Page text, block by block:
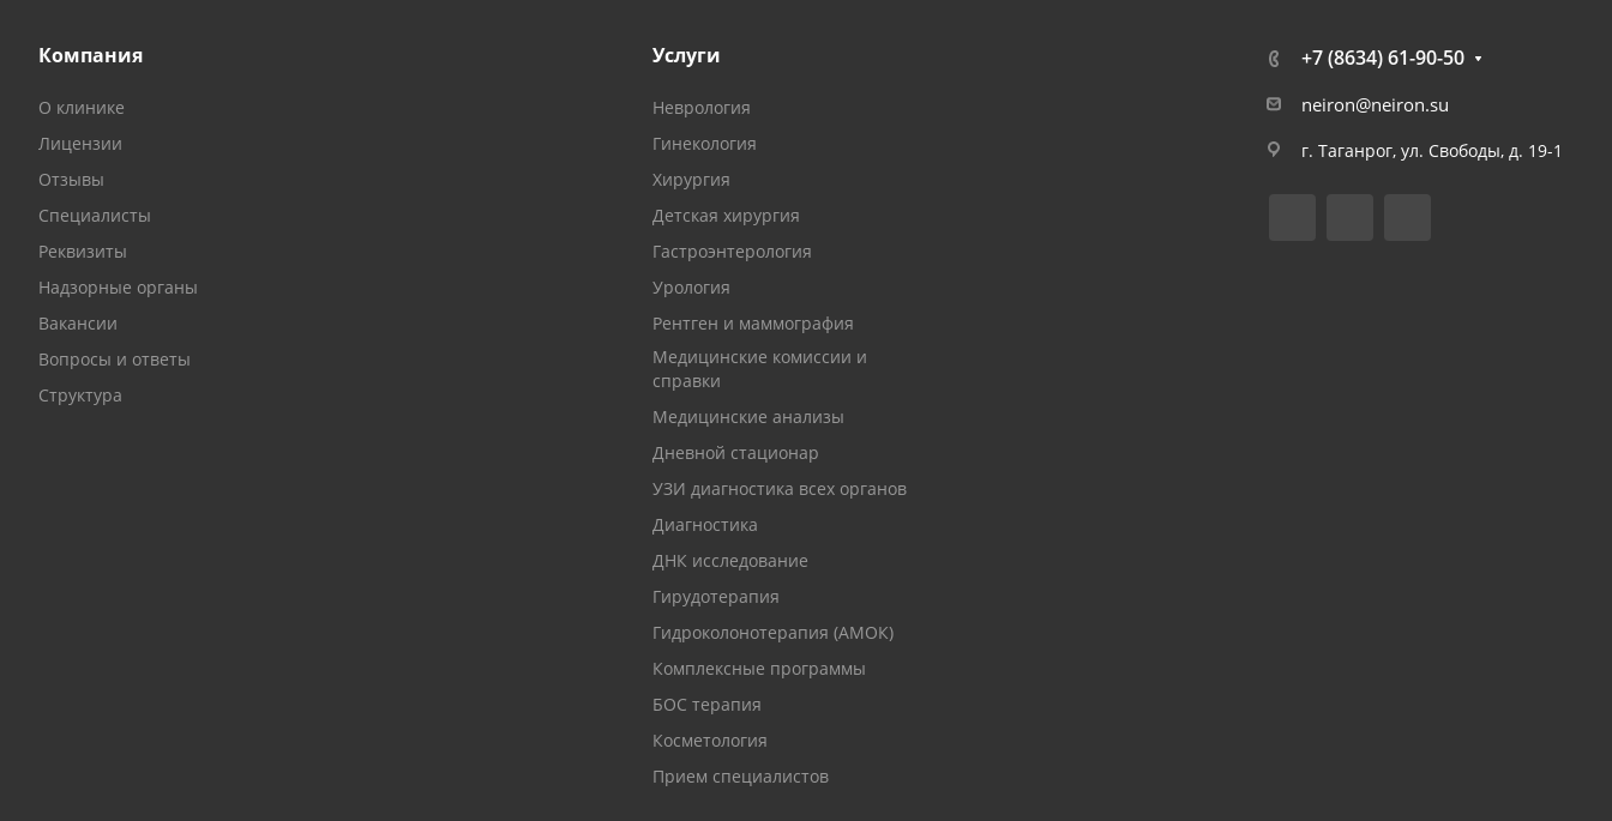
Компания
О клинике
Лицензии
Отзывы
Специалисты
Реквизиты
Надзорные органы
Вакансии
Вопросы и ответы
Структура
Услуги
Неврология
Гинекология
Хирургия
Детская хирургия
Гастроэнтерология
Урология
Рентген и маммография
Медицинские комиссии и
справки
Медицинские анализы
Дневной стационар
УЗИ диагностика всех органов
Диагностика
ДНК исследование
Гирудотерапия
Гидроколонотерапия (АМОК)
Комплексные программы
БОС терапия
Косметология
Прием специалистов
+7 (8634) 61-90-50
neiron@neiron.su
г. Таганрог, ул. Свободы, д. 19-1